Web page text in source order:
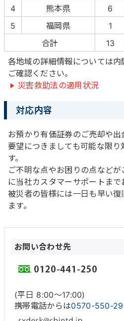
4
熊本県 6
5
福岡県 1
合計
13
各地域の詳細情報については
ご確認ください。
災害救助法の適用状況
対応内容
お預かり有価証券のご売却や
要望につきましても可能な限り
す。
ご不明な点やお困りの点など
に当社カスタマーサポートまで
被災者の皆様には一日も早い
ます。
お問い合わせ先
(平日 8:00〜17:00)
携帯電話からは0570-550-